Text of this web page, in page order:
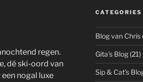
regen.
dé ski-oord van
nogal luxe
CATEGORIES
Blog van Chris
Gita's Blog(21)
Sip & Cat's